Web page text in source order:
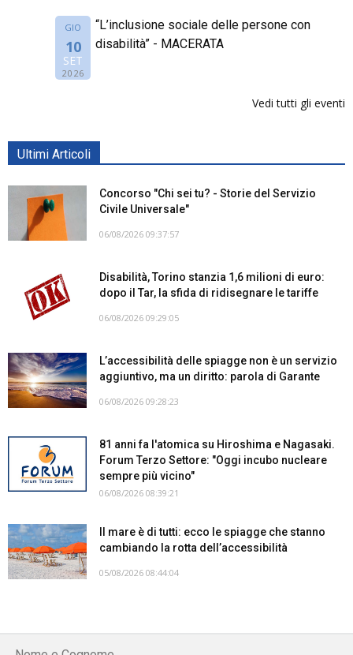
GIO
10
SET
2026
“L’inclusione sociale delle persone con
disabilità” - MACERATA
Vedi tutti gli eventi
Ultimi Articoli
Concorso "Chi sei tu? - Storie del Servizio
Civile Universale"
06/08/2026 09:37:57
Disabilità, Torino stanzia 1,6 milioni di euro:
dopo il Tar, la sfida di ridisegnare le tariffe
06/08/2026 09:29:05
L’accessibilità delle spiagge non è un servizio
aggiuntivo, ma un diritto: parola di Garante
06/08/2026 09:28:23
81 anni fa l'atomica su Hiroshima e Nagasaki.
Forum Terzo Settore: "Oggi incubo nucleare
sempre più vicino"
06/08/2026 08:39:21
Il mare è di tutti: ecco le spiagge che stanno
cambiando la rotta dell’accessibilità
05/08/2026 08:44:04